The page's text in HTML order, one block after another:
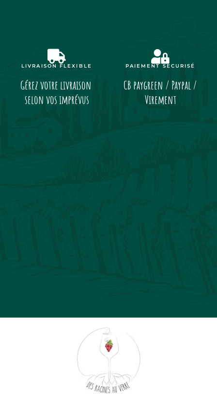
LIVRAISON FLEXIBLE
Gérez votre livraison
selon vos imprévus
PAIEMENT SÉCURISÉ
CB paygreen / Paypal /
Virement